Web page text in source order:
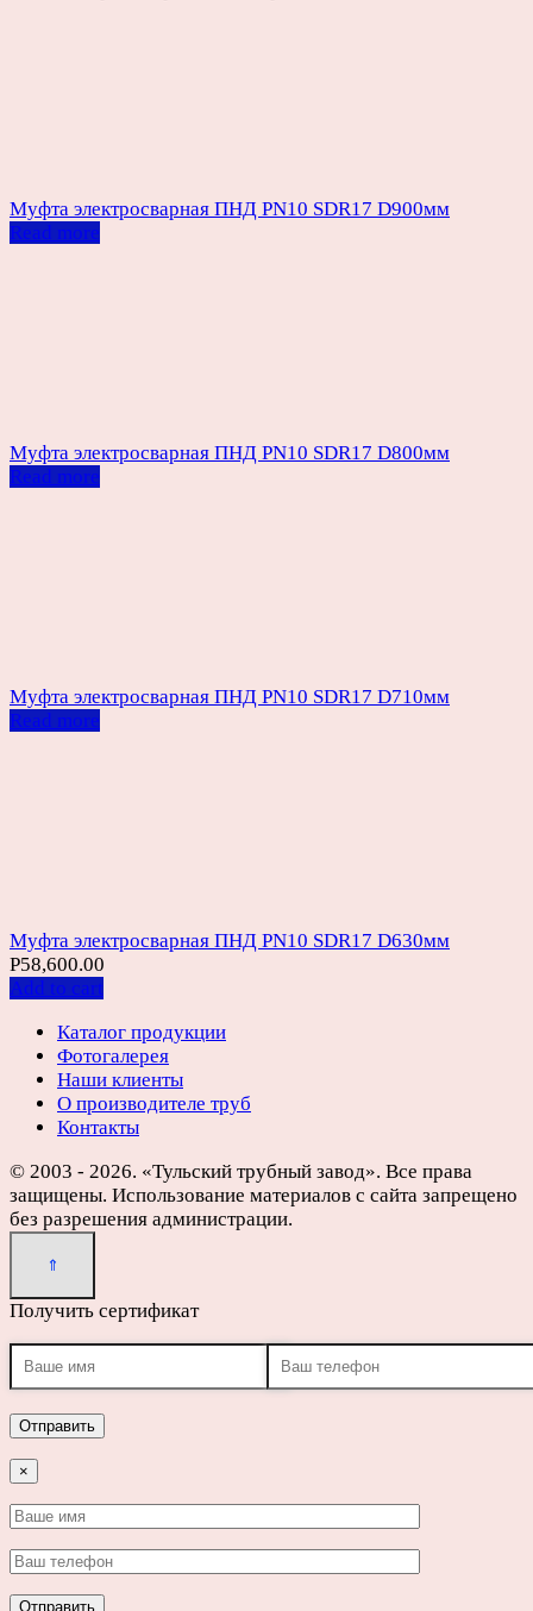
Муфта электросварная ПНД PN10 SDR17 D900мм
Read more
Муфта электросварная ПНД PN10 SDR17 D800мм
Read more
Муфта электросварная ПНД PN10 SDR17 D710мм
Read more
Муфта электросварная ПНД PN10 SDR17 D630мм
Р58,600.00
Add to cart
Каталог продукции
Фотогалерея
Наши клиенты
О производителе труб
Контакты
© 2003 - 2026. «Тульский трубный завод». Все права
защищены. Использование материалов с сайта запрещено
без разрешения администрации.
Получить сертификат
×